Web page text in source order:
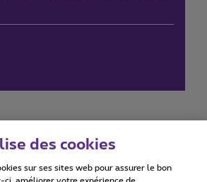
Accessibility statement
des cookies
sur ses sites web pour assurer le bon